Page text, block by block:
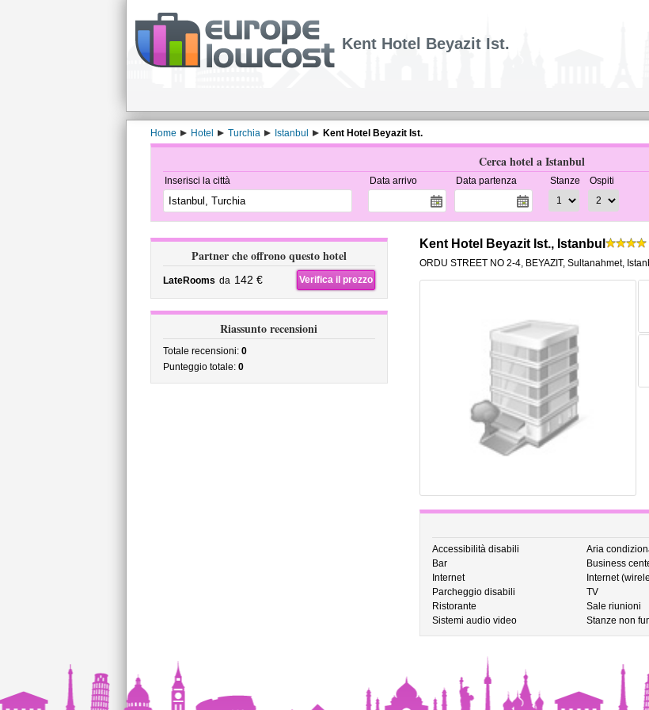
Kent Hotel Beyazit Ist.
Home Hotel Turchia Istanbul Kent Hotel Beyazit Ist.
Cerca hotel a Istanbul
Inserisci la città Data arrivo Data partenza Stanze Ospiti
Partner che offrono questo hotel
LateRooms da 142 € Verifica il prezzo
Riassunto recensioni
Totale recensioni: 0
Punteggio totale: 0
Kent Hotel Beyazit Ist., Istanbul
ORDU STREET NO 2-4, BEYAZIT, Sultanahmet,
Accessibilità disabili Aria
Bar
Business
Internet
Internet
Parcheggio disabili
TV
Ristorante
Sale riunioni
Sistemi audio video
Stanze non